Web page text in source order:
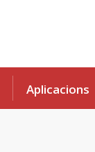
Aplicacions